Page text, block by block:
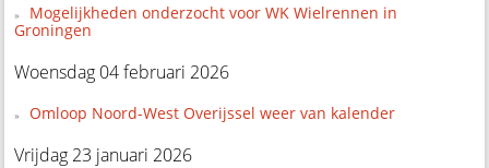
Mogelijkheden onderzocht voor WK Wielrennen in
Groningen
Woensdag 04 februari 2026
Omloop Noord-West Overijssel weer van kalender
Vrijdag 23 januari 2026